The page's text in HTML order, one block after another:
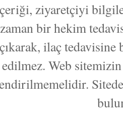
ziyaretçiyi
bir hekim
ilaç
Web